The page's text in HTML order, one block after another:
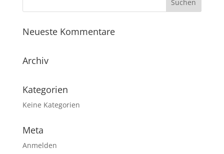
Neueste Kommentare
Archiv
Kategorien
Keine Kategorien
Meta
Anmelden